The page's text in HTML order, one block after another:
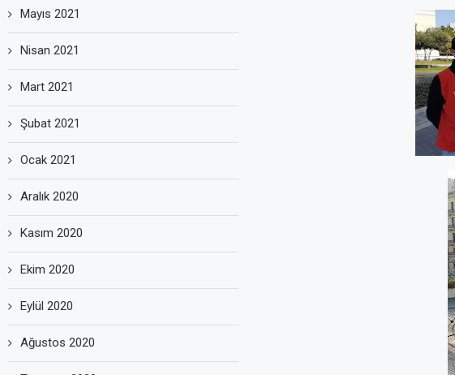
Mayıs 2021
Nisan 2021
Mart 2021
Şubat 2021
Ocak 2021
Aralık 2020
Kasım 2020
Ekim 2020
Eylül 2020
Ağustos 2020